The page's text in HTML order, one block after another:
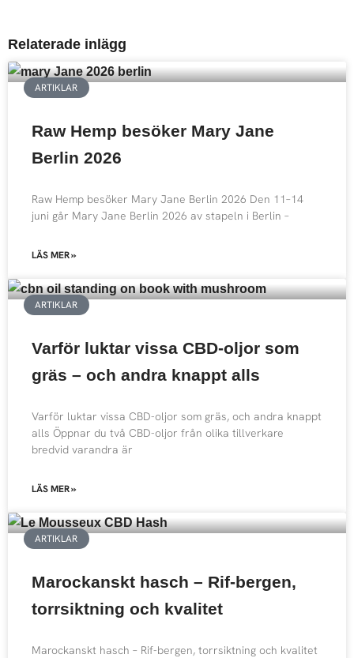
Relaterade inlägg
ARTIKLAR
Raw Hemp besöker Mary Jane
Berlin 2026
Raw Hemp besöker Mary Jane Berlin 2026 Den 11–14
juni går Mary Jane Berlin 2026 av stapeln i Berlin –
LÄS MER »
ARTIKLAR
Varför luktar vissa CBD-oljor som
gräs – och andra knappt alls
Varför luktar vissa CBD-oljor som gräs, och andra knappt
alls Öppnar du två CBD-oljor från olika tillverkare
bredvid varandra är
LÄS MER »
ARTIKLAR
Marockanskt hasch – Rif-bergen,
torrsiktning och kvalitet
Marockanskt hasch – Rif-bergen, torrsiktning och kvalitet